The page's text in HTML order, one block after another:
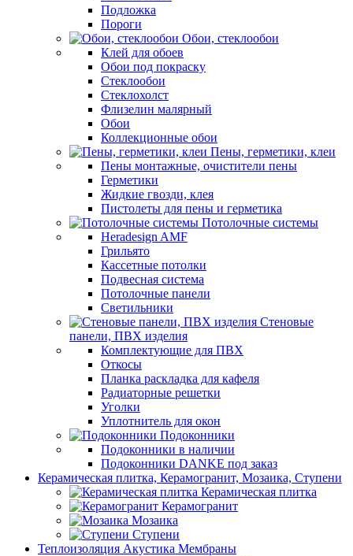
Подложка
Пороги
Обои, стеклообои
Клей для обоев
Обои под покраску
Стеклообои
Стеклохолст
Флизелин малярный
Обои
Коллекционные обои
Пены, герметики, клеи
Пены монтажные, очистители пены
Герметики
Жидкие гвозди, клея
Пистолеты для пены и герметика
Потолочные системы
Heradesign AMF
Грильято
Кассетные потолки
Подвесная система
Потолочные панели
Светильники
Стеновые
панели, ПВХ изделия
Комплектующие для ПВХ
Откосы
Планка раскладка для кафеля
Радиаторные решетки
Уголки
Уплотнитель для окон
Подоконники
Подоконники в наличии
Подоконники DANKE под заказ
Керамическая плитка, Керамогранит, Мозаика, Ступени
Керамическая плитка
Керамогранит
Мозаика
Ступени
Теплоизоляция Акустика Мембраны